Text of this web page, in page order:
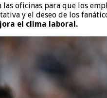
oficinas para que los
y el deseo de los
el clima laboral.